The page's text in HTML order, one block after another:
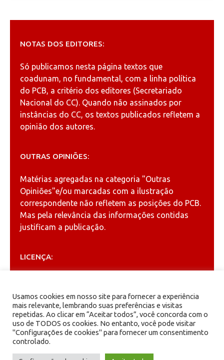
NOTAS DOS EDITORES:
Só publicamos nesta página textos que
coadunam, no fundamental, com a linha política
do PCB, a critério dos editores (Secretariado
Nacional do CC). Quando não assinados por
instâncias do CC, os textos publicados refletem a
opinião dos autores.
OUTRAS OPINIÕES:
Matérias agregadas na categoria "Outras
Opiniões"e/ou marcadas com a ilustração
correspondente não refletem as posições do PCB.
Mas pela relevância das informações contidas
justificam a publicação.
LICENÇA:
Creative Commons
ARQUIVOS
Arquivos
Usamos cookies em nosso site para fornecer a experiência
mais relevante, lembrando suas preferências e visitas
repetidas. Ao clicar em “Aceitar todos”, você concorda com o
uso de TODOS os cookies. No entanto, você pode visitar
"Configurações de cookies" para fornecer um consentimento
controlado.